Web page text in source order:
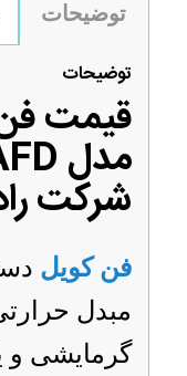
توضیحات
توضیحات
قیمت
شرکت
فن کویل
مبدل
گرمایشی